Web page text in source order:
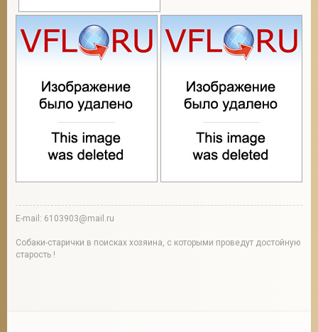
E-mail: 6103903@mail.ru
Собаки-старички в поисках хозяина, с которыми проведут достойную
старость !